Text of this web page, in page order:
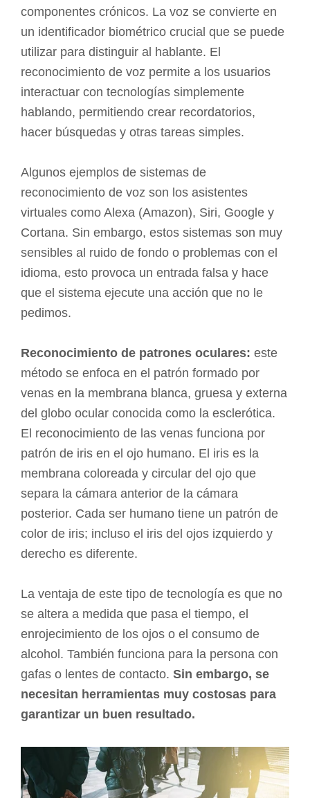
componentes crónicos. La voz se convierte en
un identificador biométrico crucial que se puede
utilizar para distinguir al hablante. El
reconocimiento de voz permite a los usuarios
interactuar con tecnologías simplemente
hablando, permitiendo crear recordatorios,
hacer búsquedas y otras tareas simples.
Algunos ejemplos de sistemas de
reconocimiento de voz son los asistentes
virtuales como Alexa (Amazon), Siri, Google y
Cortana. Sin embargo, estos sistemas son muy
sensibles al ruido de fondo o problemas con el
idioma, esto provoca un entrada falsa y hace
que el sistema ejecute una acción que no le
pedimos.
Reconocimiento de patrones oculares: este
método se enfoca en el patrón formado por
venas en la membrana blanca, gruesa y externa
del globo ocular conocida como la esclerótica.
El reconocimiento de las venas funciona por
patrón de iris en el ojo humano. El iris es la
membrana coloreada y circular del ojo que
separa la cámara anterior de la cámara
posterior. Cada ser humano tiene un patrón de
color de iris; incluso el iris del ojos izquierdo y
derecho es diferente.
La ventaja de este tipo de tecnología es que no
se altera a medida que pasa el tiempo, el
enrojecimiento de los ojos o el consumo de
alcohol. También funciona para la persona con
gafas o lentes de contacto. Sin embargo, se
necesitan herramientas muy costosas para
garantizar un buen resultado.